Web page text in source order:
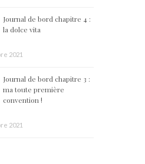
Journal de bord chapitre 4 :
la dolce vita
2021
Journal de bord chapitre 3 :
ma toute première
convention !
2021